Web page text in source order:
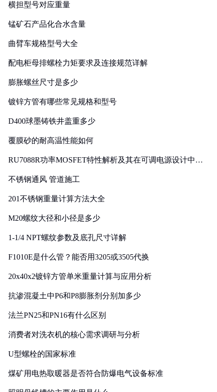
横担型号对应重量
锰矿石产品化合水含量
曲臂车规格型号大全
配电柜母排螺栓力矩要求及连接规范详解
膨胀螺丝尺寸是多少
镀锌方管有哪些常见规格和型号
D400球墨铸铁井盖重多少
覆膜砂的耐高温性能如何
RU7088R功率MOSFET特性解析及其在可调电源设计中的
不锈钢通风 管道施工
201不锈钢重量计算方法大全
M20螺纹大径和小径是多少
1-1/4 NPT螺纹参数及底孔尺寸详解
F1010E是什么管？能否用3205或3505代换
20x40x2镀锌方管单米重量计算与应用分析
抗渗混凝土中P6和P8膨胀剂分别加多少
法兰PN25和PN16有什么区别
消费者对洗衣机的核心需求调研与分析
U型螺栓的国家标准
煤矿用电热取暖器是否符合防爆电气设备标准